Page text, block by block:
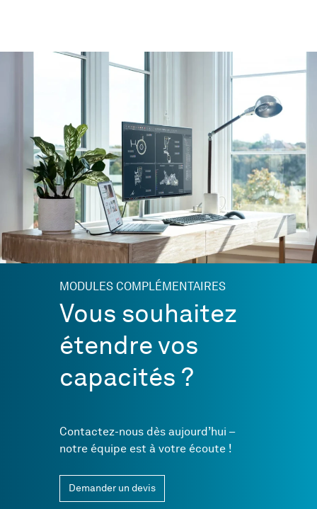
MODULES COMPLÉMENTAIRES
Vous souhaitez
étendre vos
capacités ?
Contactez-nous dès aujourd’hui –
notre équipe est à votre écoute !
Demander un devis